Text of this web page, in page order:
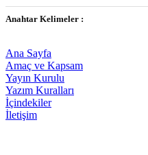
Anahtar Kelimeler :
Ana Sayfa
Amaç ve Kapsam
Yayın Kurulu
Yazım Kuralları
İçindekiler
İletişim